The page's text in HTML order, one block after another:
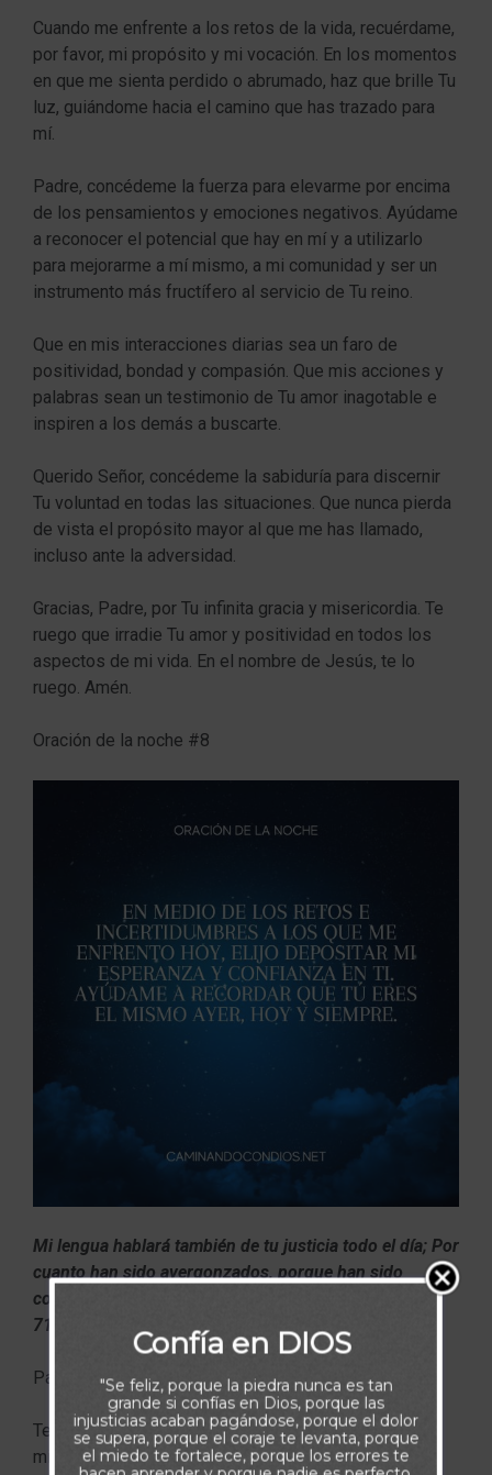
Cuando me enfrente a los retos de la vida, recuérdame,
por favor, mi propósito y mi vocación. En los momentos
en que me sienta perdido o abrumado, haz que brille Tu
luz, guiándome hacia el camino que has trazado para
mí.
Padre, concédeme la fuerza para elevarme por encima
de los pensamientos y emociones negativos. Ayúdame
a reconocer el potencial que hay en mí y a utilizarlo
para mejorarme a mí mismo, a mi comunidad y ser un
instrumento más fructífero al servicio de Tu reino.
Que en mis interacciones diarias sea un faro de
positividad, bondad y compasión. Que mis acciones y
palabras sean un testimonio de Tu amor inagotable e
inspiren a los demás a buscarte.
Querido Señor, concédeme la sabiduría para discernir
Tu voluntad en todas las situaciones. Que nunca pierda
de vista el propósito mayor al que me has llamado,
incluso ante la adversidad.
Gracias, Padre, por Tu infinita gracia y misericordia. Te
ruego que irradie Tu amor y positividad en todos los
aspectos de mi vida. En el nombre de Jesús, te lo
ruego. Amén.
Oración de la noche #8
Mi lengua hablará también de tu justicia todo el día; Por
cuanto han sido avergonzados, porque han sido
confundidos los que mi mal procuraban. (Salmos
71:24)
Padre Celestial,
Te doy gracias en esta noche por ser mi esperanza y
mi confianza desde mi juventud. Desde los primeros
Confía en DIOS
"Se feliz, porque la piedra nunca es tan
grande si confías en Dios, porque las
injusticias acaban pagándose, porque el dolor
se supera, porque el coraje te levanta, porque
el miedo te fortalece, porque los errores te